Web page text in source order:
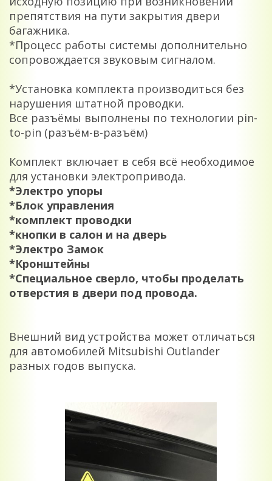
препятствия на пути закрытия двери
багажника.
*Процесс работы системы дополнительно
сопровождается звуковым сигналом.
*Установка комплекта производиться без
нарушения штатной проводки.
Все разъёмы выполнены по технологии pin-
to-pin (разъём-в-разъём)
Комплект включает в себя всё необходимое
для установки электропривода.
*Электро упоры
*Блок управления
*комплект проводки
*кнопки в салон и на дверь
*Электро Замок
*Кронштейны
*Специальное сверло, чтобы проделать
отверстия в двери под провода.
Внешний вид устройства может отличаться
для автомобилей Mitsubishi Outlander
разных годов выпуска.